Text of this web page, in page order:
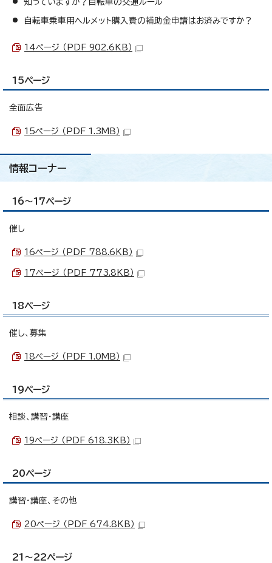
知っていますか？自転車の交通ルール
自転車乗車用ヘルメット購入費の補助金申請はお済みですか？
14ページ （PDF 902.6KB）
15ページ
全面広告
15ページ （PDF 1.3MB）
情報コーナー
16～17ページ
催し
16ページ （PDF 788.6KB）
17ページ （PDF 773.8KB）
18ページ
催し、募集
18ページ （PDF 1.0MB）
19ページ
相談、講習・講座
19ページ （PDF 618.3KB）
20ページ
講習・講座、その他
20ページ （PDF 674.8KB）
21～22ページ